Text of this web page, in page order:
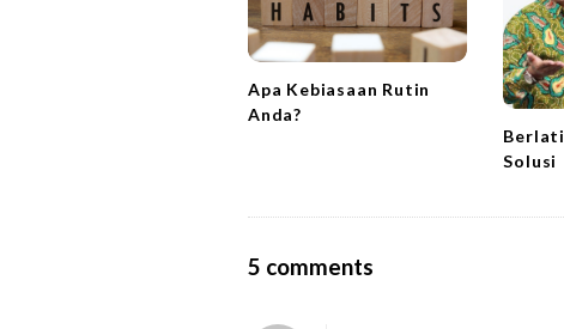
Apa Kebiasaan Rutin
Anda?
Solusi
5 comments